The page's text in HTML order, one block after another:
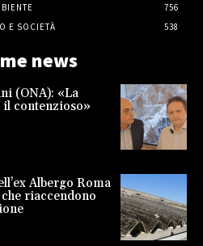
756
E SOCIETÀ
538
news
(ONA): «La
contenzioso»
Albergo Roma
riaccendono